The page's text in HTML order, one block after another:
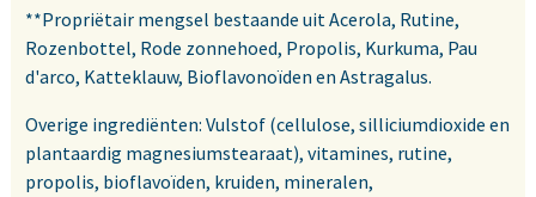
**Propriëtair mengsel bestaande uit Acerola, Rutine,
Rozenbottel, Rode zonnehoed, Propolis, Kurkuma, Pau
d'arco, Katteklauw, Bioflavonoïden en Astragalus.
Overige ingrediënten: Vulstof (cellulose, silliciumdioxide en
plantaardig magnesiumstearaat), vitamines, rutine,
propolis, bioflavoïden, kruiden, mineralen,